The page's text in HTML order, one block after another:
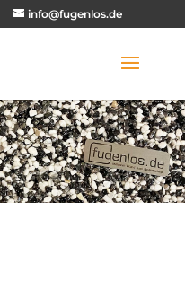
info@fugenlos.de